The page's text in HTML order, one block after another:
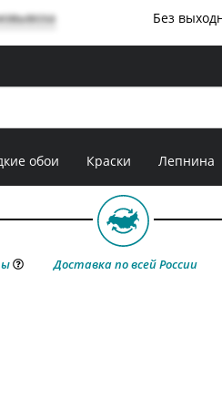
Без
обои Краски Лепнина
Доставка по всей России